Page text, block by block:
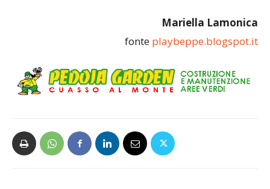
Mariella Lamonica
fonte playbeppe.blogspot.it